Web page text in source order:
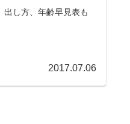
し方、年齢早見表も
2017.07.06